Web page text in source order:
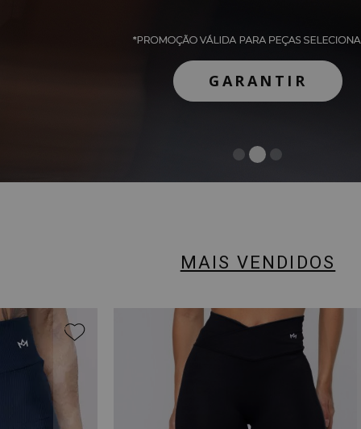
COMPRAR
GARANTIR
GARANTIR
MAIS VENDIDOS